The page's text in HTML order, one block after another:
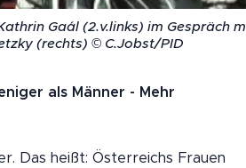
Gaál (2.v.links) im Gespräch
(rechts) © C.Jobst/PID
als Männer - Mehr
Das heißt: Österreichs Frauen